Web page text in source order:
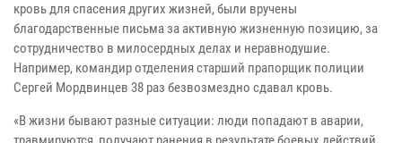
кровь для спасения других жизней, были вручены
благодарственные письма за активную жизненную позицию, за
сотрудничество в милосердных делах и неравнодушие.
Например, командир отделения старший прапорщик полиции
Сергей Мордвинцев 38 раз безвозмездно сдавал кровь.
«В жизни бывают разные ситуации: люди попадают в аварии,